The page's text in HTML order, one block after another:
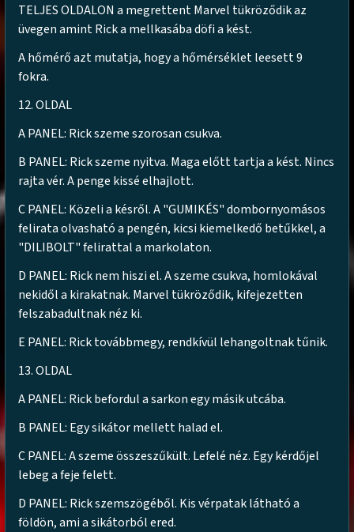
TELJES OLDALON a megrettent Marvel tükröződik az
üvegen amint Rick a mellkasába döfi a kést.
A hőmérő azt mutatja, hogy a hőmérséklet leesett 9
fokra.
12. OLDAL
A PANEL: Rick szeme szorosan csukva.
B PANEL: Rick szeme nyitva. Maga előtt tartja a kést. Nincs
rajta vér. A penge kissé elhajlott.
C PANEL: Közeli a késről. A "GUMIKÉS" dombornyomásos
felirata olvasható a pengén, kicsi kiemelkedő betűkkel, a
"DILIBOLT" felirattal a markolaton.
D PANEL: Rick nem hiszi el. A szeme csukva, homlokával
nekidől a kirakatnak. Marvel tükröződik, kifejezetten
felszabadultnak néz ki.
E PANEL: Rick továbbmegy, rendkívül lehangoltnak tűnik.
13. OLDAL
A PANEL: Rick befordul a sarkon egy másik utcába.
B PANEL: Egy sikátor mellett halad el.
C PANEL: A szeme összeszűkült. Lefelé néz. Egy kérdőjel
lebeg a feje felett.
D PANEL: Rick szemszögéből. Kis vérpatak látható a
földön, ami a sikátorból ered.